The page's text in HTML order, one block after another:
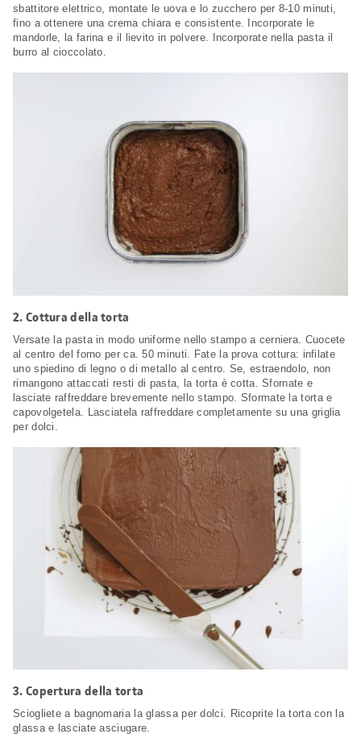
sbattitore elettrico, montate le uova e lo zucchero per 8-10 minuti,
fino a ottenere una crema chiara e consistente. Incorporate le
mandorle, la farina e il lievito in polvere. Incorporate nella pasta il
burro al cioccolato.
2.Cottura della torta
Versate la pasta in modo uniforme nello stampo a cerniera. Cuocete
al centro del forno per ca. 50 minuti. Fate la prova cottura: infilate
uno spiedino di legno o di metallo al centro. Se, estraendolo, non
rimangono attaccati resti di pasta, la torta è cotta. Sfornate e
lasciate raffreddare brevemente nello stampo. Sformate la torta e
capovolgetela. Lasciatela raffreddare completamente su una griglia
per dolci.
3.Copertura della torta
Sciogliete a bagnomaria la glassa per dolci. Ricoprite la torta con la
glassa e lasciate asciugare.